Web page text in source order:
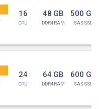
16
CPU
48 GB
DDR4 RAM
500 GB
SAS SSD
24
CPU
64 GB
DDR4 RAM
600 GB
SAS SSD